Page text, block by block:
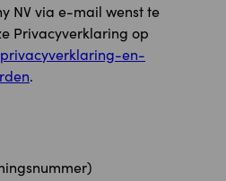
NV via e-mail wenst te
Privacyverklaring op
en-
.